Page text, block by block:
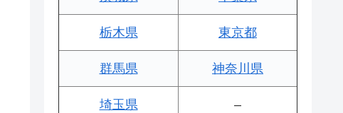
栃木県 東京都
群馬県 神奈川県
埼玉県 –